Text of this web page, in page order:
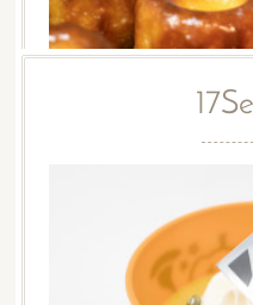
オープン2周年記念
を開催致します。店内全
売させていただきます。
17